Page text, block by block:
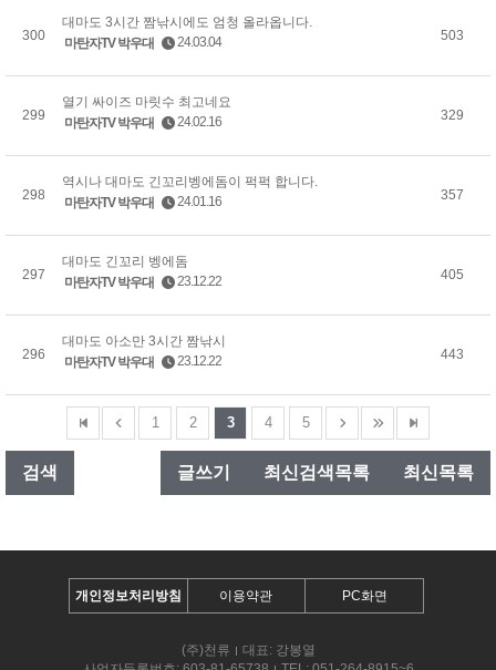
300
대마도 3시간 짬낚시에도 엄청 올라옵니다.
마탄자TV 박우대
24.03.04 503
299
열기 싸이즈 마릿수 최고네요
마탄자TV 박우대
24.02.16 329
298
역시나 대마도 긴꼬리벵에돔이 퍽퍽 합니다.
마탄자TV 박우대
24.01.16 357
297
대마도 긴꼬리 벵에돔
마탄자TV 박우대
23.12.22 405
296
대마도 아소만 3시간 짬낚시
마탄자TV 박우대
23.12.22 443
1 2 3 4 5
검색 글쓰기 최신검색목록 최신목록
개인정보처리방침 이용약관 PC화면
(주)천류
대표: 강봉열